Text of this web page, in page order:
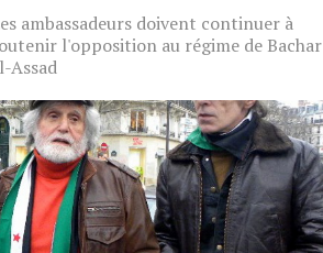
ambassadeurs doivent continuer à
l'opposition au régime de Bachar
Assad